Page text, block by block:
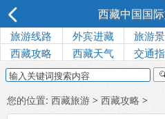
西藏中国国
旅游线路 外宾进藏 旅游
西藏攻略
西藏天气 交通
您的位置: 西藏旅游 > 西藏攻略 >